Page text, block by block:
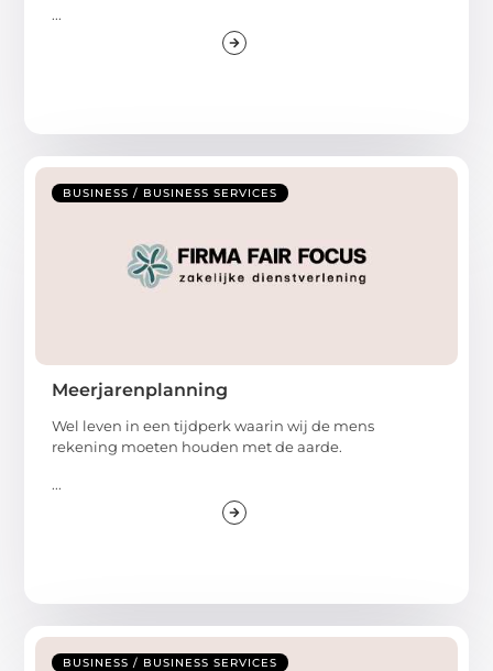
...
BUSINESS / BUSINESS SERVICES
Meerjarenplanning
Wel leven in een tijdperk waarin wij de mens
rekening moeten houden met de aarde.
...
BUSINESS / BUSINESS SERVICES